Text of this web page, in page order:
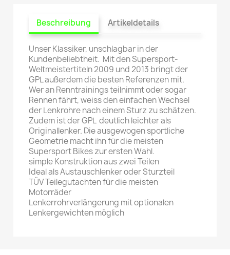
Beschreibung Artikeldetails
Unser Klassiker, unschlagbar in der
Kundenbeliebtheit. Mit den Supersport-
Weltmeistertiteln 2009 und 2013 bringt der
GPL außerdem die besten Referenzen mit.
Wer an Renntrainings teilnimmt oder sogar
Rennen fährt, weiss den einfachen Wechsel
der Lenkrohre nach einem Sturz zu schätzen.
Zudem ist der GPL deutlich leichter als
Originallenker. Die ausgewogen sportliche
Geometrie macht ihn für die meisten
Supersport Bikes zur ersten Wahl.
simple Konstruktion aus zwei Teilen
Ideal als Austauschlenker oder Sturzteil
TÜV Teilegutachten für die meisten
Motorräder
Lenkerrohrverlängerung mit optionalen
Lenkergewichten möglich